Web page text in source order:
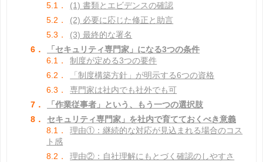
5.1．
(1) 書類とエビデンスの確認
5.2．
(2) 必要に応じた修正と助言
5.3．
(3) 最終的な署名
6．
「セキュリティ専門家」になる3つの条件
6.1．
制度が定める3つの要件
6.2．
「制度構築方針」が明示する6つの資格
6.3．
専門家は社内でも社外でも可
7．
「作業従事者」という、もう一つの選択肢
8．
セキュリティ専門家」を社内で育てておくべき意義
8.1．
理由①：継続的な対応が見込まれる場合のコス
ト感
8.2．
理由②：自社理解にもとづく確認のしやすさ